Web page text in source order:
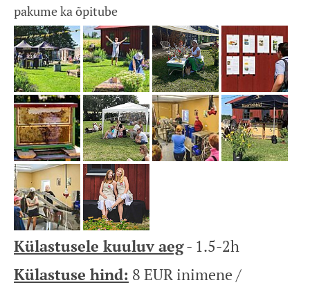
pakume ka õpitube
Külastusele kuuluv aeg- 1.5-2h
Külastuse hind: 8 EUR inimene /